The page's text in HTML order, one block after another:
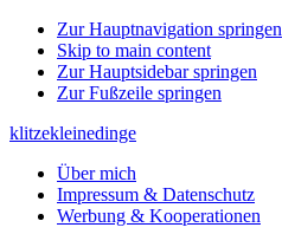
Zur Hauptnavigation springen
Skip to main content
Zur Hauptsidebar springen
Zur Fußzeile springen
klitzekleinedinge
Über mich
Impressum & Datenschutz
Werbung & Kooperationen